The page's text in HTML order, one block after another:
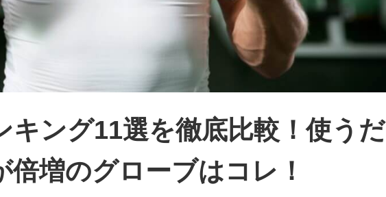
キング11選を徹底比較！使うだ
増のグローブはコレ！